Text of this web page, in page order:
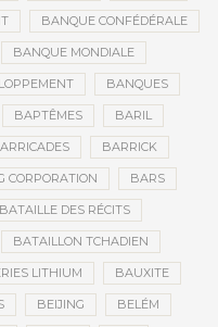
BANQUE CONFÉDÉRALE
BANQUE MONDIALE
BANQUES
BAPTÊMES BARIL
BARRICK
CORPORATION BARS
BATAILLE DES RÉCITS
BATAILLON TCHADIEN
LITHIUM BAUXITE
BEIJING BELÉM